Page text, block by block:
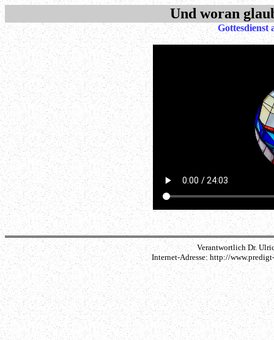
Und woran
Gottesdienst
Verantwortlich Dr.
Internet-Adresse: http://